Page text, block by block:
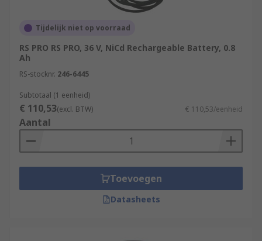
Tijdelijk niet op voorraad
RS PRO RS PRO, 36 V, NiCd Rechargeable Battery, 0.8
Ah
RS-stocknr. 246-6445
Subtotaal (1 eenheid)
€ 110,53(excl. BTW) € 110,53/eenheid
Aantal
Toevoegen
Datasheets